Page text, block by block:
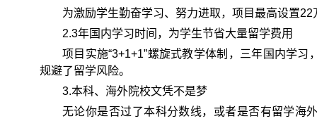
为激励学生勤奋学习、努力进取，项目最高设置
2.3年国内学习时间，为学生节省大量留学费用
项目实施“3+1+1”螺旋式教学体制，三年国内学
规避了留学风险。
3.本科、海外院校文凭不是梦
无论你是否过了本科分数线，或者是否有留学海